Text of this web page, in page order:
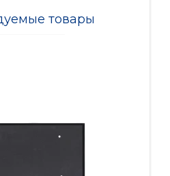
товары